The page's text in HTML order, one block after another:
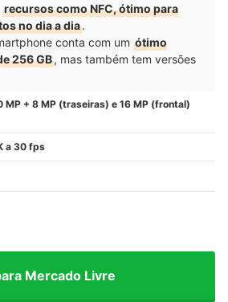
recursos como NFC, ótimo para
no dia a dia.
conta com um ótimo
256 GB, mas também tem versões
MP + 8 MP (traseiras) e 16 MP (frontal)
a 30 fps
Mercado Livre